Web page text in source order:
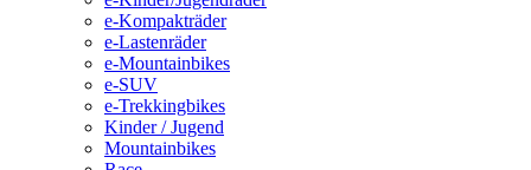
e-Kompakträder
e-Lastenräder
e-Mountainbikes
e-SUV
e-Trekkingbikes
Kinder / Jugend
Mountainbikes